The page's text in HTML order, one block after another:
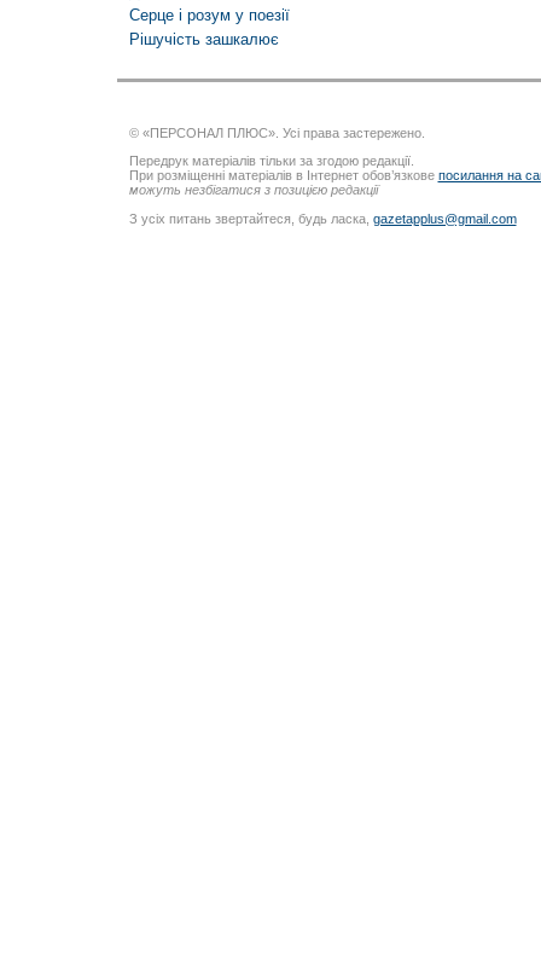
Серце і розум у поезії
Рішучість зашкалює
© «ПЕРСОНАЛ ПЛЮС». Усі права застережено.
Передрук матеріалів тільки за згодою редакції.
При розміщенні матеріалів в Інтернет обов’язкове посилання на
можуть незбігатися з позицією редакції
З усіх питань звертайтеся, будь ласка, gazetapplus@gmail.com